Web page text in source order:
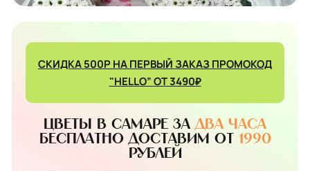
СКИДКА 500Р НА ПЕРВЫЙ ЗАКАЗ ПРОМОКОД
"HELLO” ОТ 3490₽
Цветы в Самаре за два часа
бесплатно Доставим от 1990
рублей